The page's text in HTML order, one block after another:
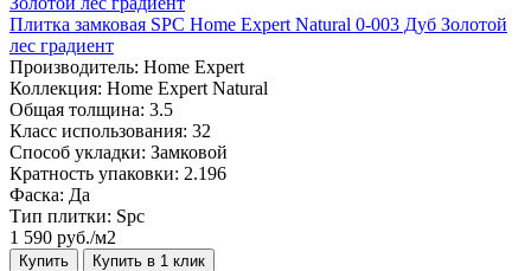
Плитка замковая SPC Home Expert Natural 0-003 Дуб Золотой
лес градиент
Производитель: Home Expert
Коллекция: Home Expert Natural
Общая толщина: 3.5
Класс использования: 32
Способ укладки: Замковой
Кратность упаковки: 2.196
Фаска: Да
Тип плитки: Spc
1 590 руб./м2
Купить Купить в 1 клик